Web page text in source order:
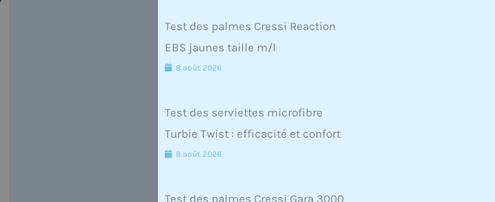
Test des palmes Cressi Reaction
EBS jaunes taille m/l
8 août 2026
Test des serviettes microfibre
Turbie Twist : efficacité et confort
8 août 2026
Test des palmes Cressi Gara 3000